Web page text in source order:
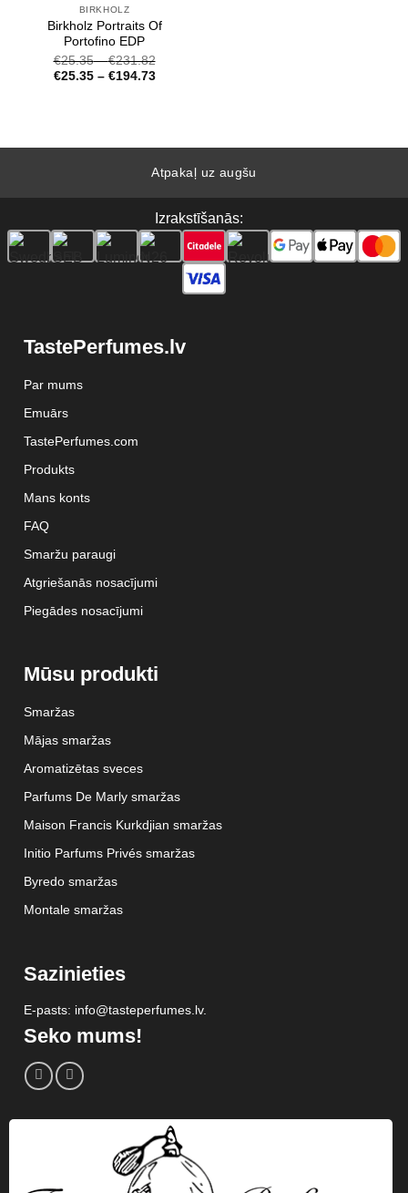
BIRKHOLZ
Birkholz Portraits Of
Portofino EDP
€25.35–€231.82
€25.35– €194.73
Atpakaļ uz augšu
Izrakstīšanās:
TastePerfumes.lv
Par mums
Emuārs
TastePerfumes.com
Produkts
Mans konts
FAQ
Smaržu paraugi
Atgriešanās nosacījumi
Piegādes nosacījumi
Mūsu produkti
Smaržas
Mājas smaržas
Aromatizētas sveces
Parfums De Marly smaržas
Maison Francis Kurkdjian smaržas
Initio Parfums Privés smaržas
Byredo smaržas
Montale smaržas
Sazinieties
E-pasts: info@tasteperfumes.lv.
Seko mums!